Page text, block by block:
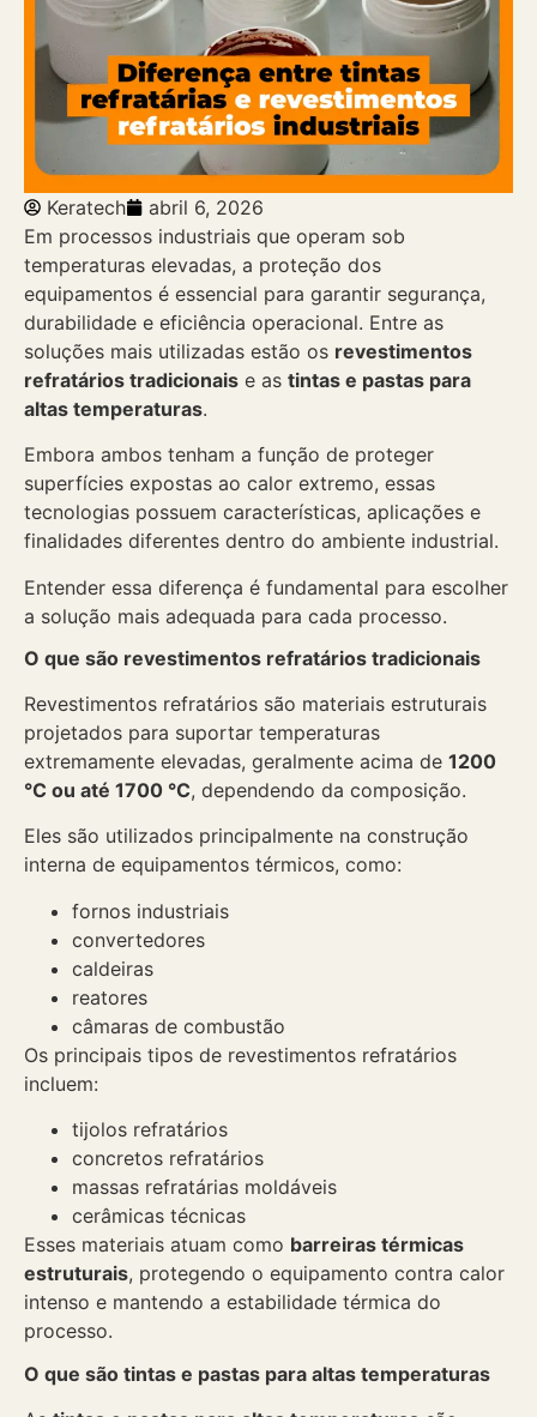
Keratech
abril 6, 2026
Em processos industriais que operam sob
temperaturas elevadas, a proteção dos
equipamentos é essencial para garantir segurança,
durabilidade e eficiência operacional. Entre as
soluções mais utilizadas estão os revestimentos
refratários tradicionais e as tintas e pastas para
altas temperaturas.
Embora ambos tenham a função de proteger
superfícies expostas ao calor extremo, essas
tecnologias possuem características, aplicações e
finalidades diferentes dentro do ambiente industrial.
Entender essa diferença é fundamental para escolher
a solução mais adequada para cada processo.
O que são revestimentos refratários tradicionais
Revestimentos refratários são materiais estruturais
projetados para suportar temperaturas
extremamente elevadas, geralmente acima de 1200
°C ou até 1700 °C, dependendo da composição.
Eles são utilizados principalmente na construção
interna de equipamentos térmicos, como:
fornos industriais
convertedores
caldeiras
reatores
câmaras de combustão
Os principais tipos de revestimentos refratários
incluem:
tijolos refratários
concretos refratários
massas refratárias moldáveis
cerâmicas técnicas
Esses materiais atuam como barreiras térmicas
estruturais, protegendo o equipamento contra calor
intenso e mantendo a estabilidade térmica do
processo.
O que são tintas e pastas para altas temperaturas